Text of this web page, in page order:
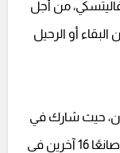
من أجل
أو الرحيل
حيث شارك في
تألق لافت مع كراسنودار، مسجلًا 13 هدفًا وصانعًا 16 آخرين في